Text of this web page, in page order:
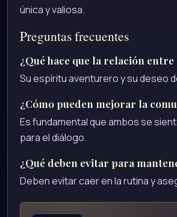
única y valiosa.
Preguntas frecuentes
¿Qué hace que la relación
Su espíritu aventurero y su deseo
¿Cómo pueden mejorar la
Es fundamental que ambos se
para el diálogo.
¿Qué deben evitar para
Deben evitar caer en la rutina y